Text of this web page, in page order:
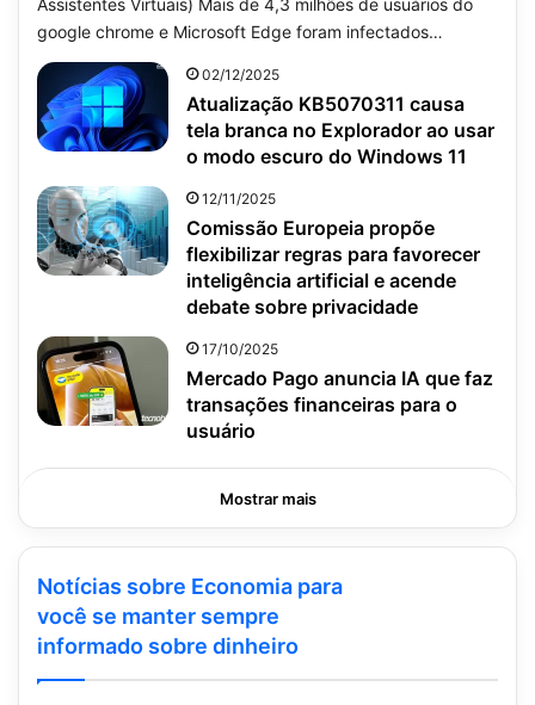
Assistentes Virtuais) Mais de 4,3 milhões de usuários do
google chrome e Microsoft Edge foram infectados…
02/12/2025
Atualização KB5070311 causa
tela branca no Explorador ao usar
o modo escuro do Windows 11
12/11/2025
Comissão Europeia propõe
flexibilizar regras para favorecer
inteligência artificial e acende
debate sobre privacidade
17/10/2025
Mercado Pago anuncia IA que faz
transações financeiras para o
usuário
Mostrar mais
Notícias sobre Economia para
você se manter sempre
informado sobre dinheiro